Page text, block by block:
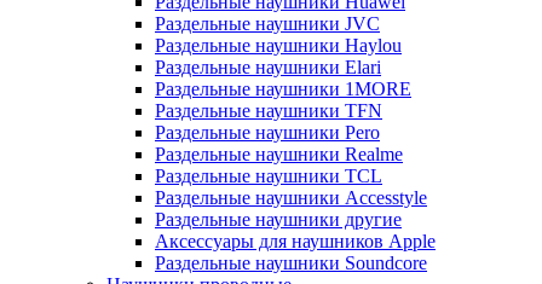
Раздельные наушники JVC
Раздельные наушники Haylou
Раздельные наушники Elari
Раздельные наушники 1MORE
Раздельные наушники TFN
Раздельные наушники Pero
Раздельные наушники Realme
Раздельные наушники TCL
Раздельные наушники Accesstyle
Раздельные наушники другие
Аксессуары для наушников Apple
Раздельные наушники Soundcore